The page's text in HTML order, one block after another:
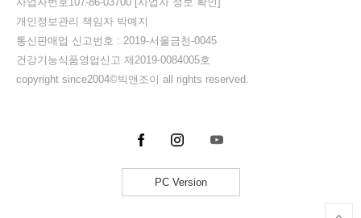
개인정보관리 책임자 박예지
통신판매업 신고번호 : 2019-서울금천-0045
건강기능식품영업신고 제2019-0084005호
copyright since2004©빅앤조이 all rights reserved.
PC Version